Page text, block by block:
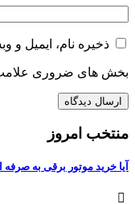
ذخیره نام، ایمیل و
بخش های ضروری
منتخب امروز
آیا خرید موتور برقی به